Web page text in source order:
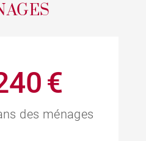
€
des ménages